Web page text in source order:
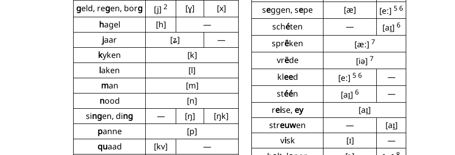
geld, regen, borg [j] 2 [ɣ]
[x]
hagel [h]
—
jaar [ʑ]
—
kyken
[k]
laken
[l]
man
[m]
nood
[n]
singen, ding — [ŋ]
[ŋk]
panne
[p]
quaad [kv]
—
seggen, sepe [æ] [eː] 5 6
schéten — [aɪ̯] 6
sprêken [æː] 7
vrëde [iə] 7
kleed [eː] 5 6
—
stéén [aɪ̯] 6
—
reise, ey
[aɪ̯]
streuwen —
[aɪ̯]
visk [ɪ]
—